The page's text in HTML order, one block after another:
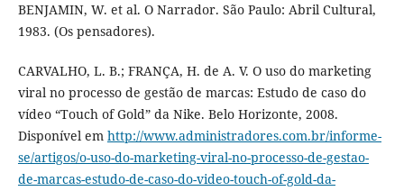
BENJAMIN, W. et al. O Narrador. São Paulo: Abril Cultural,
1983. (Os pensadores).
CARVALHO, L. B.; FRANÇA, H. de A. V. O uso do marketing
viral no processo de gestão de marcas: Estudo de caso do
vídeo “Touch of Gold” da Nike. Belo Horizonte, 2008.
Disponível em http://www.administradores.com.br/informe-
se/artigos/o-uso-do-marketing-viral-no-processo-de-gestao-
de-marcas-estudo-de-caso-do-video-touch-of-gold-da-